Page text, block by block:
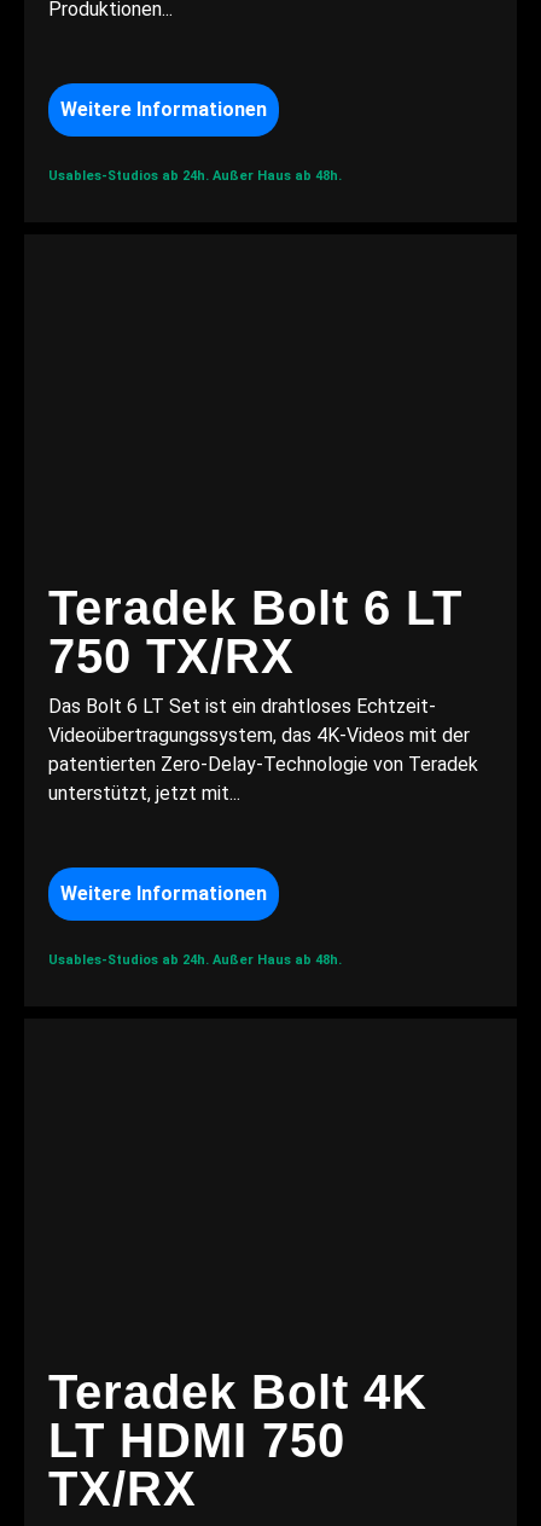
Produktionen...
Weitere Informationen
Usables-Studios ab 24h. Außer Haus ab 48h.
Teradek Bolt 6 LT
750 TX/RX
Das Bolt 6 LT Set ist ein drahtloses Echtzeit-
Videoübertragungssystem, das 4K-Videos mit der
patentierten Zero-Delay-Technologie von Teradek
unterstützt, jetzt mit...
Weitere Informationen
Usables-Studios ab 24h. Außer Haus ab 48h.
Teradek Bolt 4K
LT HDMI 750
TX/RX